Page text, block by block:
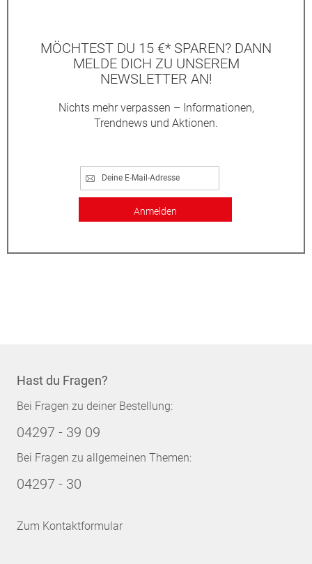
MÖCHTEST DU 15 €* SPAREN? DANN
MELDE DICH ZU UNSEREM
NEWSLETTER AN!
Nichts mehr verpassen – Informationen,
Trendnews und Aktionen.
Anmelden
Hast du Fragen?
Bei Fragen zu deiner Bestellung:
04297 - 39 09
Bei Fragen zu allgemeinen Themen:
04297 - 30
Zum Kontaktformular